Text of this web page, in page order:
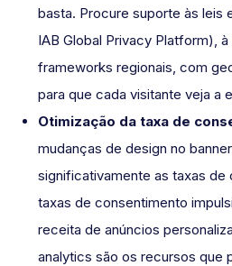
basta. Procure suporte às leis
IAB Global Privacy Platform),
frameworks regionais, com
para que cada visitante veja a
Otimização da taxa de
mudanças de design no
significativamente as taxas de
taxas de consentimento
receita de anúncios
analytics são os recursos que